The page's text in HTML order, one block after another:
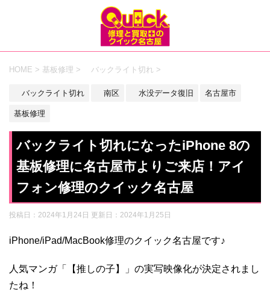
HOME > 基板修理 > バックライト切れ >
バックライト切れ 南区 水没データ復旧 名古屋市
基板修理
バックライト切れになったiPhone 8の
基板修理に名古屋市よりご来店！アイ
フォン修理のクイック名古屋
投稿日：2024年1月24日 更新日： 2024年1月25日
iPhone/iPad/MacBook修理のクイック名古屋です♪
人気マンガ「【推しの子】」の実写映像化が決定されまし
たね！